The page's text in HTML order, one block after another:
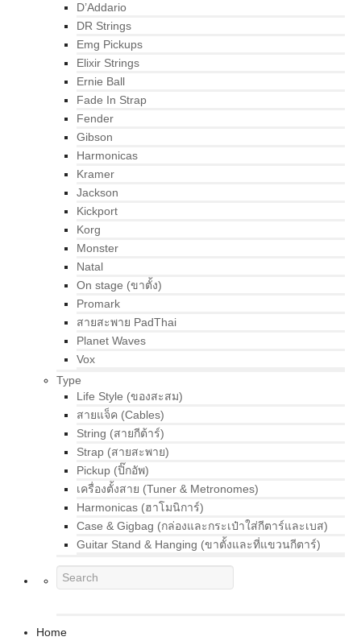
D’Addario
DR Strings
Emg Pickups
Elixir Strings
Ernie Ball
Fade In Strap
Fender
Gibson
Harmonicas
Kramer
Jackson
Kickport
Korg
Monster
Natal
On stage (ขาตั้ง)
Promark
สายสะพาย PadThai
Planet Waves
Vox
Type
Life Style (ของสะสม)
สายแจ็ค (Cables)
String (สายกีต้าร์)
Strap (สายสะพาย)
Pickup (ปิ๊กอัพ)
เครื่องตั้งสาย (Tuner & Metronomes)
Harmonicas (ฮาโมนิการ์)
Case & Gigbag (กล่องและกระเป๋าใส่กีตาร์และเบส)
Guitar Stand & Hanging (ขาตั้งและที่แขวนกีตาร์)
Home